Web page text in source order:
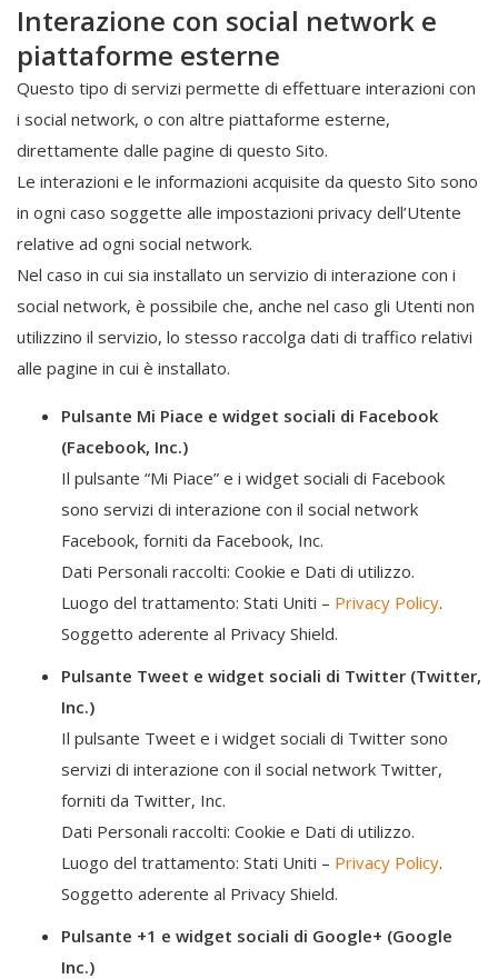
Interazione con social network e
piattaforme esterne
Questo tipo di servizi permette di effettuare interazioni con
i social network, o con altre piattaforme esterne,
direttamente dalle pagine di questo Sito.
Le interazioni e le informazioni acquisite da questo Sito sono
in ogni caso soggette alle impostazioni privacy dell’Utente
relative ad ogni social network.
Nel caso in cui sia installato un servizio di interazione con i
social network, è possibile che, anche nel caso gli Utenti non
utilizzino il servizio, lo stesso raccolga dati di traffico relativi
alle pagine in cui è installato.
Pulsante Mi Piace e widget sociali di Facebook
(Facebook, Inc.)
Il pulsante “Mi Piace” e i widget sociali di Facebook
sono servizi di interazione con il social network
Facebook, forniti da Facebook, Inc.
Dati Personali raccolti: Cookie e Dati di utilizzo.
Luogo del trattamento: Stati Uniti – Privacy Policy.
Soggetto aderente al Privacy Shield.
Pulsante Tweet e widget sociali di Twitter (Twitter,
Inc.)
Il pulsante Tweet e i widget sociali di Twitter sono
servizi di interazione con il social network Twitter,
forniti da Twitter, Inc.
Dati Personali raccolti: Cookie e Dati di utilizzo.
Luogo del trattamento: Stati Uniti – Privacy Policy.
Soggetto aderente al Privacy Shield.
Pulsante +1 e widget sociali di Google+ (Google
Inc.)